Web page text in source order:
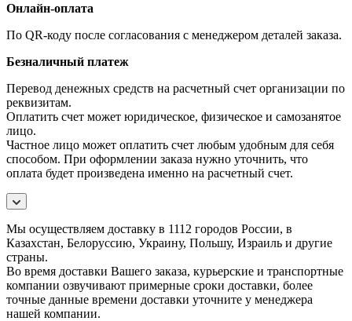
Онлайн-оплата
По QR-коду после согласования с менеджером деталей заказа.
Безналичный платеж
Перевод денежных средств на расчетный счет организации по
реквизитам.
Оплатить счет может юридическое, физическое и самозанятое
лицо.
Частное лицо может оплатить счет любым удобным для себя
способом. При оформлении заказа нужно уточнить, что
оплата будет произведена именно на расчетный счет.
Мы осуществляем доставку в 1112 городов России, в
Казахстан, Белоруссию, Украину, Польшу, Израиль и другие
страны.
Во время доставки Вашего заказа, курьерские и транспортные
компании озвучивают примерные сроки доставки, более
точные данные времени доставки уточните у менеджера
нашей компании.